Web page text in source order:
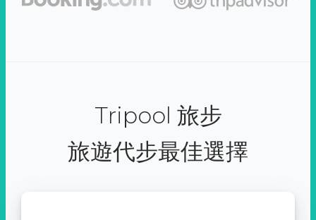
Tripool 旅步
旅遊代步最佳選擇